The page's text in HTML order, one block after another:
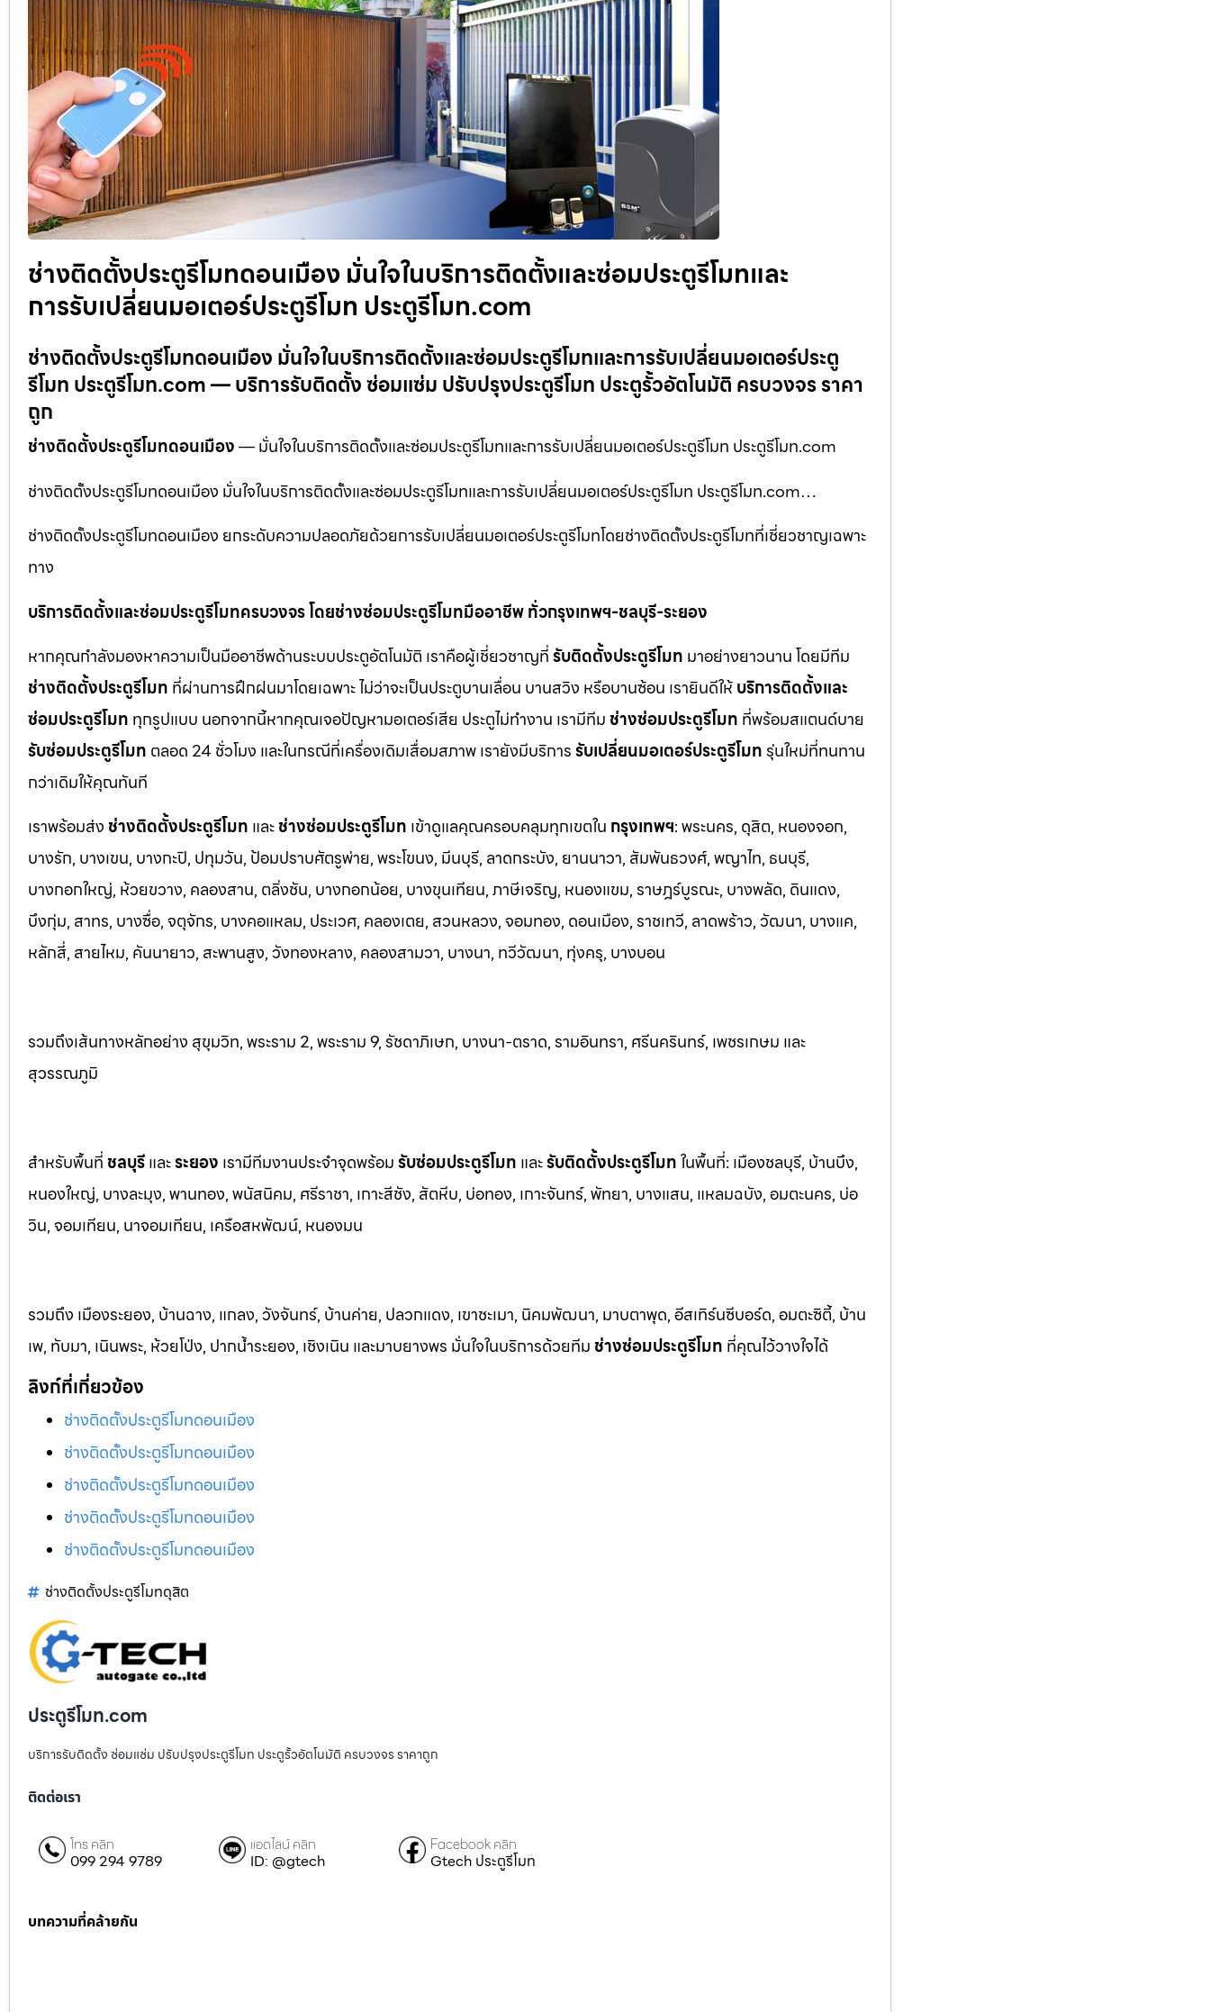
ช่างติดตั้งประตูรีโมทดอนเมือง มั่นใจในบริการติดตั้งและซ่อมประตูรีโมทและ
การรับเปลี่ยนมอเตอร์ประตูรีโมท ประตูรีโมท.com
ช่างติดตั้งประตูรีโมทดอนเมือง มั่นใจในบริการติดตั้งและซ่อมประตูรีโมทและการรับเปลี่ยนมอเตอร์ประตู
รีโมท ประตูรีโมท.com — บริการรับติดตั้ง ซ่อมแซ่ม ปรับปรุงประตูรีโมท ประตูรั้วอัตโนมัติ ครบวงจร ราคา
ถูก
ช่างติดตั้งประตูรีโมทดอนเมือง— มั่นใจในบริการติดตั้งและซ่อมประตูรีโมทและการรับเปลี่ยนมอเตอร์ประตูรีโมท ประตูรีโมท.com
ช่างติดตั้งประตูรีโมทดอนเมือง มั่นใจในบริการติดตั้งและซ่อมประตูรีโมทและการรับเปลี่ยนมอเตอร์ประตูรีโมท ประตูรีโมท.com…
ช่างติดตั้งประตูรีโมทดอนเมือง ยกระดับความปลอดภัยด้วยการรับเปลี่ยนมอเตอร์ประตูรีโมทโดยช่างติดตั้งประตูรีโมทที่เชี่ยวชาญเฉพาะ
ทาง
บริการติดตั้งและซ่อมประตูรีโมทครบวงจร โดยช่างซ่อมประตูรีโมทมืออาชีพ ทั่วกรุงเทพฯ-ชลบุรี-ระยอง
หากคุณกำลังมองหาความเป็นมืออาชีพด้านระบบประตูอัตโนมัติ เราคือผู้เชี่ยวชาญที่รับติดตั้งประตูรีโมท มาอย่างยาวนาน โดยมีทีม
ช่างติดตั้งประตูรีโมท ที่ผ่านการฝึกฝนมาโดยเฉพาะ ไม่ว่าจะเป็นประตูบานเลื่อน บานสวิง หรือบานซ้อน เรายินดีให้บริการติดตั้งและ
ซ่อมประตูรีโมท ทุกรูปแบบ นอกจากนี้หากคุณเจอปัญหามอเตอร์เสีย ประตูไม่ทำงาน เรามีทีม ช่างซ่อมประตูรีโมท ที่พร้อมสแตนด์บาย
รับซ่อมประตูรีโมท ตลอด 24 ชั่วโมง และในกรณีที่เครื่องเดิมเสื่อมสภาพ เรายังมีบริการรับเปลี่ยนมอเตอร์ประตูรีโมทรุ่นใหม่ที่ทนทาน
กว่าเดิมให้คุณทันที
เราพร้อมส่ง ช่างติดตั้งประตูรีโมท และช่างซ่อมประตูรีโมท เข้าดูแลคุณครอบคลุมทุกเขตใน กรุงเทพฯ: พระนคร, ดุสิต, หนองจอก,
บางรัก, บางเขน, บางกะปิ, ปทุมวัน, ป้อมปราบศัตรูพ่าย, พระโขนง, มีนบุรี, ลาดกระบัง, ยานนาวา, สัมพันธวงศ์, พญาไท, ธนบุรี,
บางกอกใหญ่, ห้วยขวาง, คลองสาน, ตลิ่งชัน, บางกอกน้อย, บางขุนเทียน, ภาษีเจริญ, หนองแขม, ราษฎร์บูรณะ, บางพลัด, ดินแดง,
บึงกุ่ม, สาทร, บางซื่อ, จตุจักร, บางคอแหลม, ประเวศ, คลองเตย, สวนหลวง, จอมทอง, ดอนเมือง, ราชเทวี, ลาดพร้าว, วัฒนา, บางแค,
หลักสี่, สายไหม, คันนายาว, สะพานสูง, วังทองหลาง, คลองสามวา, บางนา, ทวีวัฒนา, ทุ่งครุ, บางบอน
รวมถึงเส้นทางหลักอย่าง สุขุมวิท, พระราม 2, พระราม 9, รัชดาภิเษก, บางนา-ตราด, รามอินทรา, ศรีนครินทร์, เพชรเกษม และ
สุวรรณภูมิ
สำหรับพื้นที่ ชลบุรีและระยอง เรามีทีมงานประจำจุดพร้อมรับซ่อมประตูรีโมท และรับติดตั้งประตูรีโมทในพื้นที่: เมืองชลบุรี, บ้านบึง,
หนองใหญ่, บางละมุง, พานทอง, พนัสนิคม, ศรีราชา, เกาะสีชัง, สัตหีบ, บ่อทอง, เกาะจันทร์, พัทยา, บางแสน, แหลมฉบัง, อมตะนคร, บ่อ
วิน, จอมเทียน, นาจอมเทียน, เครือสหพัฒน์, หนองมน
รวมถึง เมืองระยอง, บ้านฉาง, แกลง, วังจันทร์, บ้านค่าย, ปลวกแดง, เขาชะเมา, นิคมพัฒนา, มาบตาพุด, อีสเทิร์นซีบอร์ด, อมตะซิตี้, บ้าน
เพ, ทับมา, เนินพระ, ห้วยโป่ง, ปากน้ำระยอง, เชิงเนิน และมาบยางพร มั่นใจในบริการด้วยทีม ช่างซ่อมประตูรีโมท ที่คุณไว้วางใจได้
ลิงก์ที่เกี่ยวข้อง
ช่างติดตั้งประตูรีโมทดอนเมือง
ช่างติดตั้งประตูรีโมทดอนเมือง
ช่างติดตั้งประตูรีโมทดอนเมือง
ช่างติดตั้งประตูรีโมทดอนเมือง
ช่างติดตั้งประตูรีโมทดอนเมือง
ช่างติดตั้งประตูรีโมทดุสิต
ประตูรีโมท.com
บริการรับติดตั้ง ซ่อมแซ่ม ปรับปรุงประตูรีโมท ประตูรั้วอัตโนมัติ ครบวงจร ราคาถูก
ติดต่อเรา
โทร คลิก
099 294 9789
แอดไลน์ คลิก
ID: @gtech
Facebook คลิก
Gtech ประตูรีโมท
บทความที่คล้ายกัน